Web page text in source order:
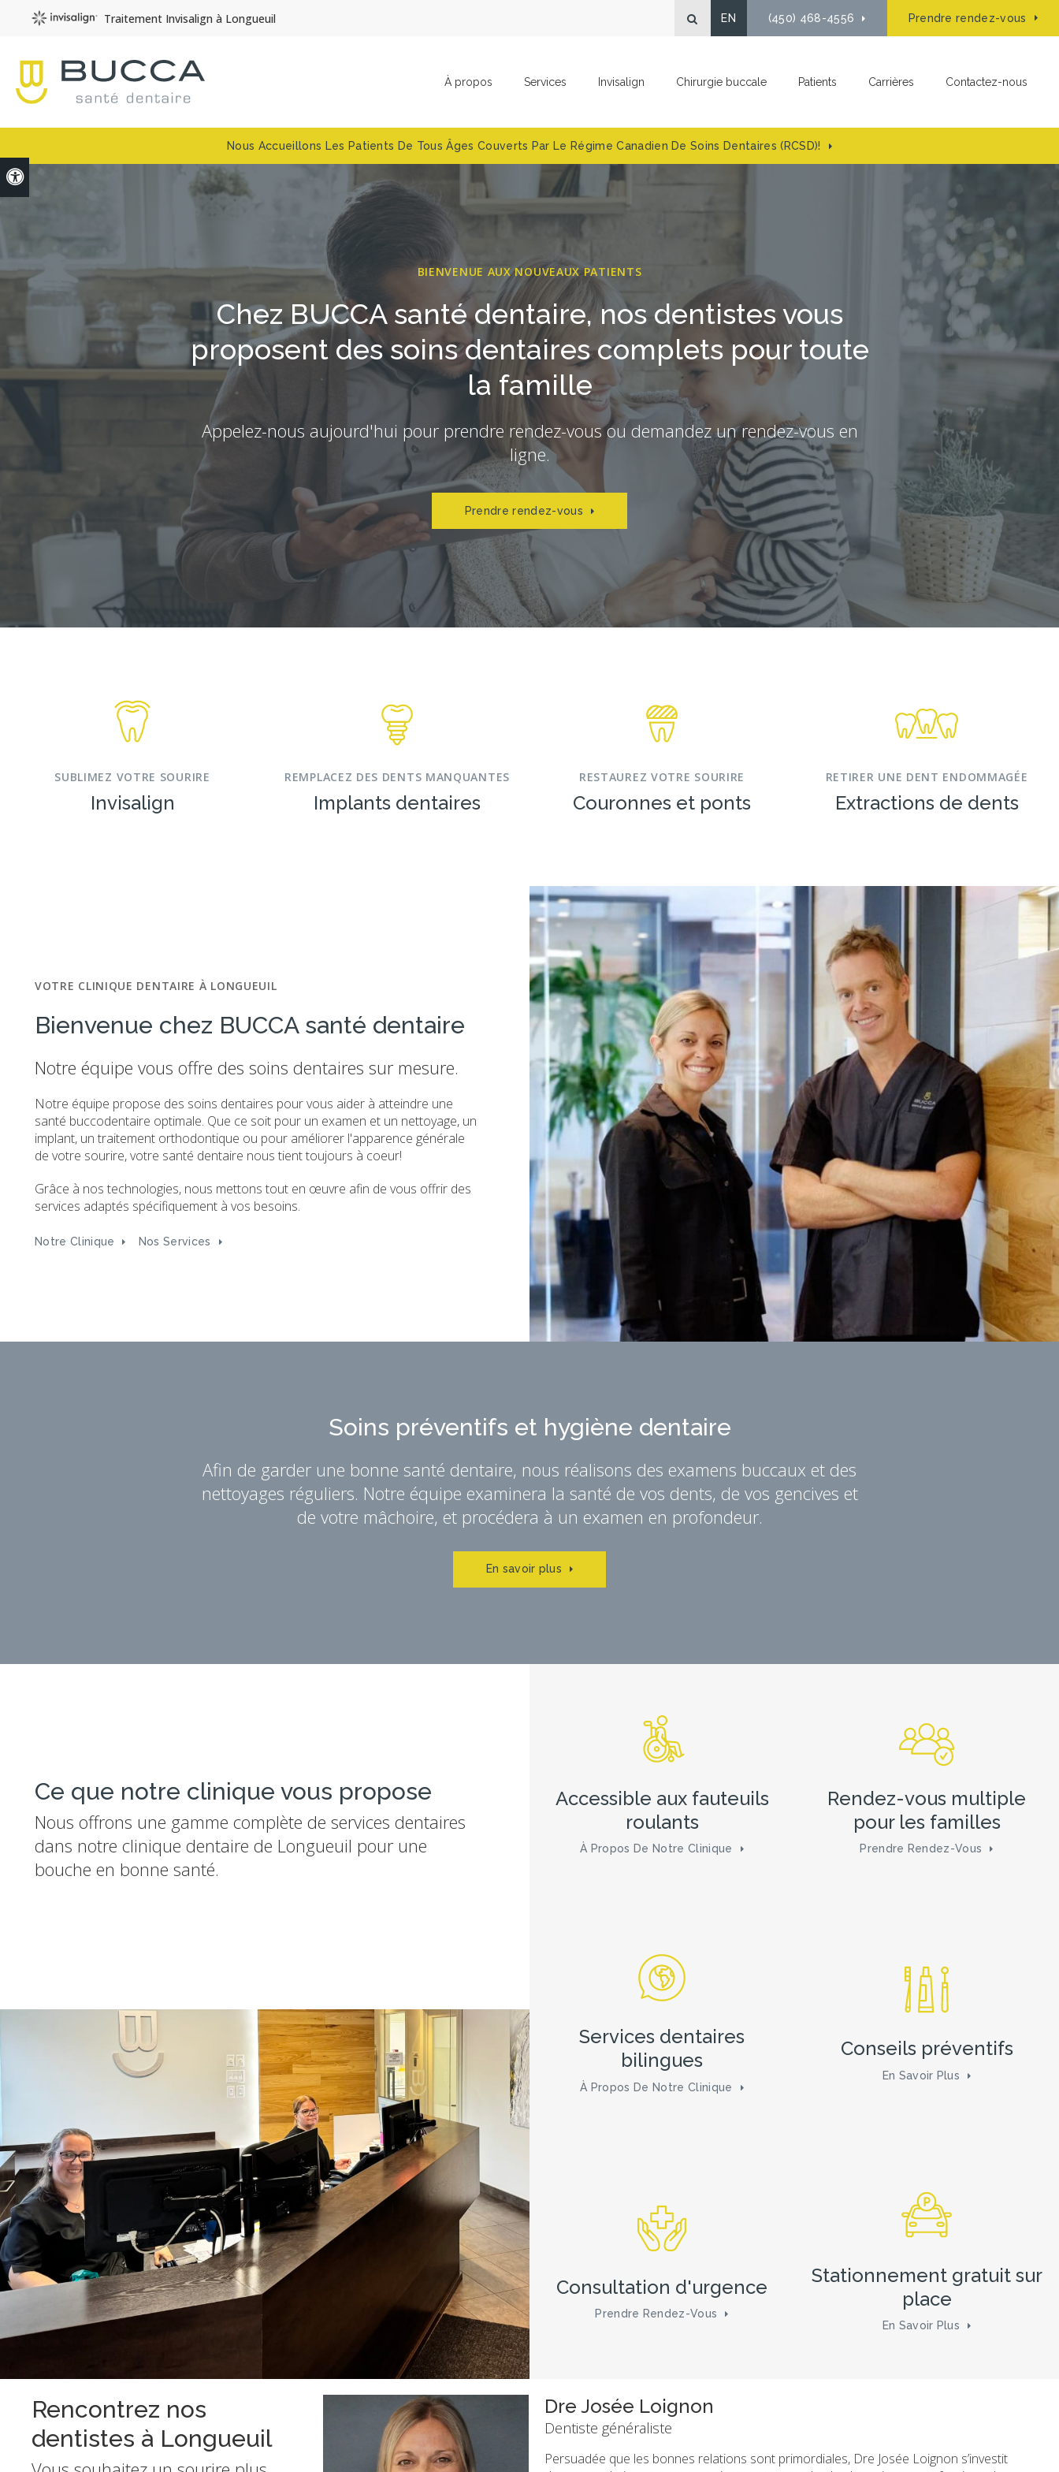
Version accessible
Traitement Invisalign à Longueuil Ouvrir le champ de recherche
EN (450) 468-4556 Prendre rendez-vous
À propos Services Invisalign Chirurgie buccale Patients Carrières Contactez-nous
Nous Accueillons Les Patients De Tous Âges Couverts Par Le Régime Canadien De Soins Dentaires (RCSD)!
BIENVENUE AUX NOUVEAUX PATIENTS
Chez BUCCA santé dentaire, nos dentistes vous
proposent des soins dentaires complets pour toute
la famille
Appelez-nous aujourd'hui pour prendre rendez-vous ou demandez un rendez-vous en
ligne.
Prendre rendez-vous
SUBLIMEZ VOTRE SOURIRE
Invisalign
REMPLACEZ DES DENTS MANQUANTES
Implants dentaires
RESTAUREZ VOTRE SOURIRE
Couronnes et ponts
RETIRER UNE DENT ENDOMMAGÉE
Extractions de dents
VOTRE CLINIQUE DENTAIRE À LONGUEUIL
Bienvenue chez BUCCA santé dentaire
Notre équipe vous offre des soins dentaires sur mesure.
Notre équipe propose des soins dentaires pour vous aider à atteindre une
santé buccodentaire optimale. Que ce soit pour un examen et un nettoyage, un
implant, un traitement orthodontique ou pour améliorer l'apparence générale
de votre sourire, votre santé dentaire nous tient toujours à coeur!
Grâce à nos technologies, nous mettons tout en œuvre afin de vous offrir des
services adaptés spécifiquement à vos besoins.
Notre Clinique Nos Services
Soins préventifs et hygiène dentaire
Afin de garder une bonne santé dentaire, nous réalisons des examens buccaux et des
nettoyages réguliers. Notre équipe examinera la santé de vos dents, de vos gencives et
de votre mâchoire, et procédera à un examen en profondeur.
En savoir plus
Ce que notre clinique vous propose
Nous offrons une gamme complète de services dentaires
dans notre clinique dentaire de Longueuil pour une
bouche en bonne santé.
Accessible aux fauteuils
roulants
À Propos De Notre Clinique
Rendez-vous multiple
pour les familles
Prendre Rendez-Vous
Services dentaires
bilingues
À Propos De Notre Clinique
Conseils préventifs
En Savoir Plus
Consultation d'urgence
Prendre Rendez-Vous
Stationnement gratuit sur
place
En Savoir Plus
Rencontrez nos
dentistes à Longueuil
Dre Mariam Qadri
Dentiste généraliste
Dre Mariam Qadri a grandi à Montréal et a obtenu son doctorat en médecine